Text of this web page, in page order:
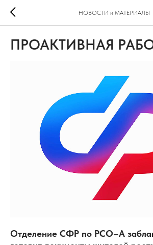
НОВОСТИ и МАТЕРИАЛЫ
ПРОАКТИВНАЯ
Отделение СФР по РСО–А